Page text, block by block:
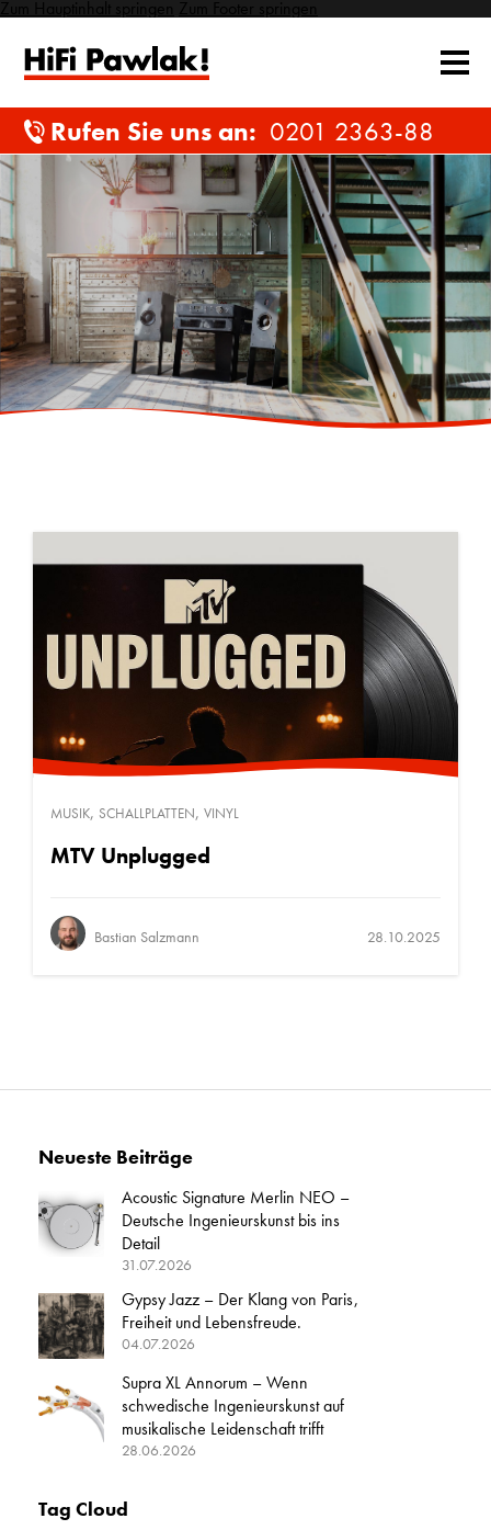
Zum Hauptinhalt springen Zum Footer springen
Rufen Sie uns an: 0201 2363-88
MUSIK, SCHALLPLATTEN, VINYL
MTV Unplugged
Bastian Salzmann 28.10.2025
Neueste Beiträge
Acoustic Signature Merlin NEO –
Deutsche Ingenieurskunst bis ins
Detail
31.07.2026
Gypsy Jazz – Der Klang von Paris,
Freiheit und Lebensfreude.
04.07.2026
Supra XL Annorum – Wenn
schwedische Ingenieurskunst auf
musikalische Leidenschaft trifft
28.06.2026
Tag Cloud